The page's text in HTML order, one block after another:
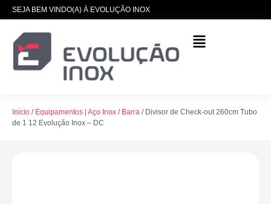
SEJA BEM VINDO(A) À EVOLUÇÃO INOX
Início / Equipamentos | Aço Inox / Barra / Divisor de Check-out 260cm Tubo
de 1 12 Evolução Inox – DC